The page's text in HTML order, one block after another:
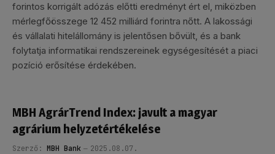
forintos korrigált adózás előtti eredményt ért el, miközben
mérlegfőösszege 12 452 milliárd forintra nőtt. A lakossági
és vállalati hitelállomány is jelentősen bővült, és a bank
folytatja informatikai rendszereinek egységesítését a piaci
pozíció erősítése érdekében.
MBH AgrárTrend Index: javult a magyar
agrárium helyzetértékelése
Szerző: MBH Bank 2025.08.07.